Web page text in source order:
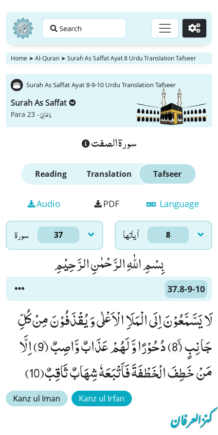
Search Go
Home ➤ Al-Quran ➤ Surah As Saffat Ayat 8 Urdu Translation Tafseer
Surah As Saffat Ayat 8-9-10 Urdu Translation Tafseer
Surah As Saffat
Para 23 -وَ مَا لِیَ
سورة الصفت
Reading Translation Tafseer
Audio PDF Language
سورۃ 37 اٰياتها 8
بِسْمِ اللّٰهِ الرَّحْمٰنِ الرَّحِیْمِ
37.8-9-10
لَا یَسَّمَّعُوْنَ اِلَى الْمَلَاِ الْاَعْلٰى وَ یُقْذَفُوْنَ مِنْ كُلِّ
جَانِبٍۗۖ (8) دُحُوْرًا وَّ لَهُمْ عَذَابٌ وَّاصِبٌۙ (9) اِلَّا
مَنْ خَطِفَ الْخَطْفَةَ فَاَتْبَعَهٗ شِهَابٌ ثَاقِبٌ(10)
Kanz ul Iman Kanz ul Irfan
کنزالعرفان